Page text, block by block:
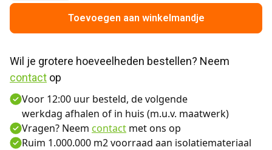
Toevoegen aan winkelmandje
contact op
Voor 12:00 uur besteld, de volgende
werkdag afhalen of in huis (m.u.v. maatwerk)
Vragen? Neem contact met ons op
Ruim 1.000.000 m2 voorraad aan isolatiemateriaal